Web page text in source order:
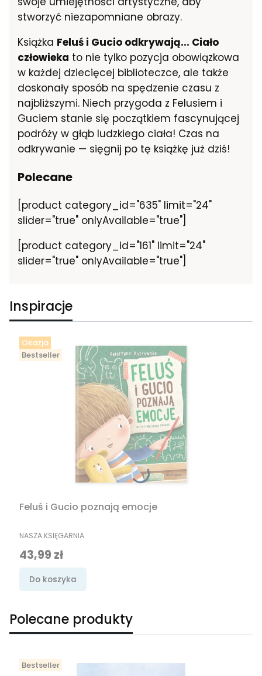
stworzyć niezapomniane obrazy.
Książka Feluś i Gucio odkrywają... Ciało
człowieka to nie tylko pozycja obowiązkowa
w każdej dziecięcej biblioteczce, ale także
doskonały sposób na spędzenie czasu z
najbliższymi. Niech przygoda z Felusiem i
Guciem stanie się początkiem fascynującej
podróży w głąb ludzkiego ciała! Czas na
odkrywanie — sięgnij po tę książkę już dziś!
Polecane
[product category_id="635" limit="24"
slider="true" onlyAvailable="true"]
[product category_id="161" limit="24"
slider="true" onlyAvailable="true"]
Inspiracje
Okazja
Bestseller
Feluś i Gucio poznają emocje
PRODUCENT
NASZA KSIĘGARNIA
Cena promocyjna
43,99 zł
Do koszyka
Polecane produkty
Bestseller